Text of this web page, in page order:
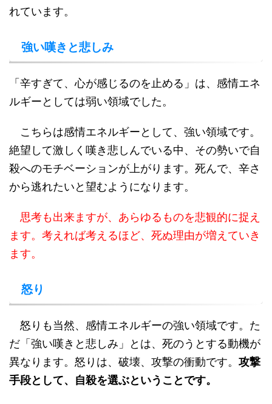
れています。
強い嘆きと悲しみ
「辛すぎて、心が感じるのを止める」は、感情エネ
ルギーとしては弱い領域でした。
こちらは感情エネルギーとして、強い領域です。
絶望して激しく嘆き悲しんでいる中、その勢いで自
殺へのモチベーションが上がります。死んで、辛さ
から逃れたいと望むようになります。
思考も出来ますが、あらゆるものを悲観的に捉え
ます。考えれば考えるほど、死ぬ理由が増えていき
ます。
怒り
怒りも当然、感情エネルギーの強い領域です。た
だ「強い嘆きと悲しみ」とは、死のうとする動機が
異なります。怒りは、破壊、攻撃の衝動です。 攻撃
手段として、自殺を選ぶということです。